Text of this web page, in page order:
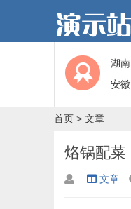
湖南
安徽
首页 > 文章
烙锅配菜
文章